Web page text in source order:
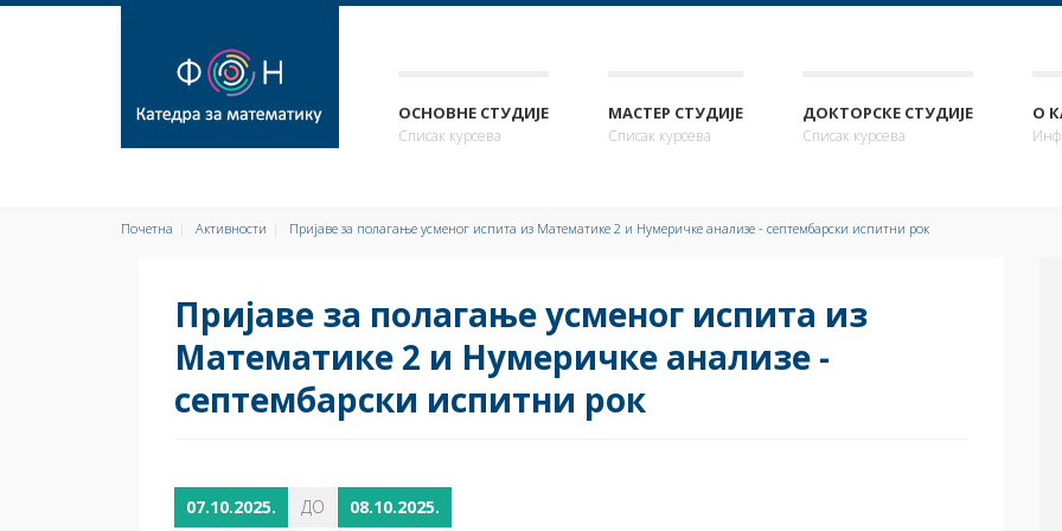
ОСНОВНЕ СТУДИЈЕ
Списак курсева
МАСТЕР СТУДИЈЕ
Списак курсева
ДОКТОРСКЕ СТУДИЈЕ
Списак курсева
О
Почетна Активности Пријаве за полагање усменог испита из Математике 2 и Нумеричке анализе - септембарски испитни рок
Пријаве за полагање усменог испита из
Математике 2 и Нумеричке анализе -
септембарски испитни рок
07.10.2025. ДО 08.10.2025.